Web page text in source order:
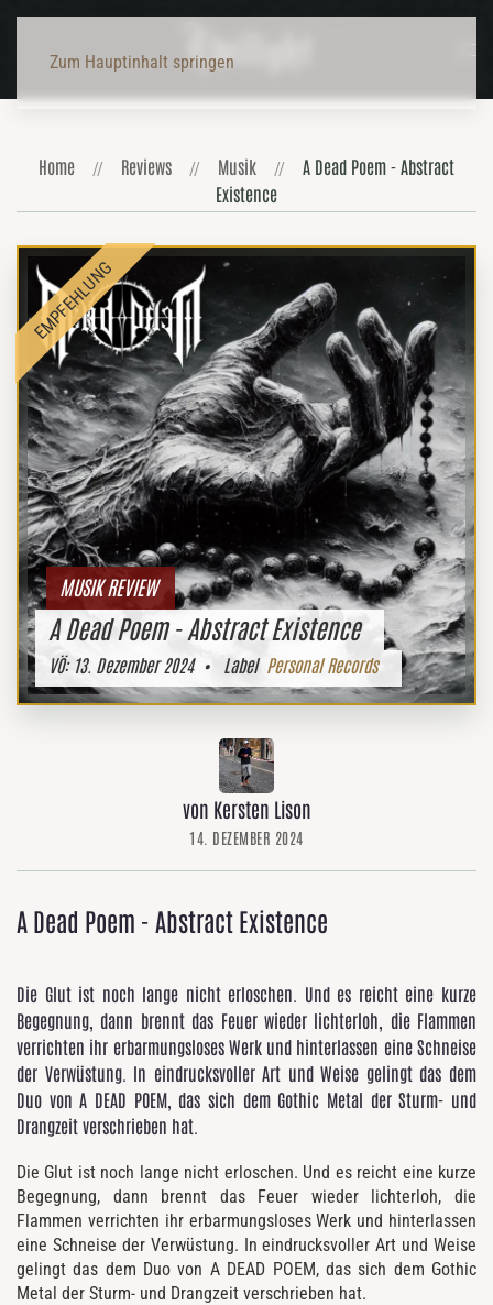
Zum Hauptinhalt springen
Home Reviews Musik
A Dead Poem - Abstract
Existence
MUSIK REVIEW
A Dead Poem - Abstract Existence
VÖ:13. Dezember 2024• Label Personal Records
von Kersten Lison
14. DEZEMBER 2024
A Dead Poem - Abstract Existence
Die Glut ist noch lange nicht erloschen. Und es reicht eine kurze
Begegnung, dann brennt das Feuer wieder lichterloh, die Flammen
verrichten ihr erbarmungsloses Werk und hinterlassen eine Schneise
der Verwüstung. In eindrucksvoller Art und Weise gelingt das dem
Duo von A DEAD POEM, das sich dem Gothic Metal der Sturm- und
Drangzeit verschrieben hat.
Die Glut ist noch lange nicht erloschen. Und es reicht eine kurze
Begegnung, dann brennt das Feuer wieder lichterloh, die
Flammen verrichten ihr erbarmungsloses Werk und hinterlassen
eine Schneise der Verwüstung. In eindrucksvoller Art und Weise
gelingt das dem Duo von A DEAD POEM, das sich dem Gothic
Metal der Sturm- und Drangzeit verschrieben hat.